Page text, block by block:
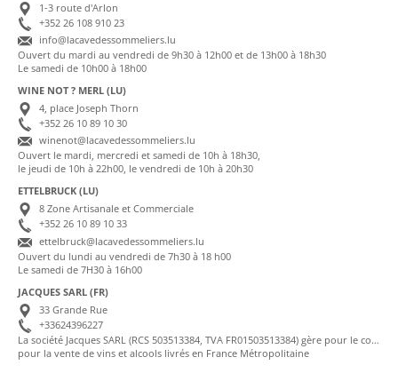
1-3 route d'Arlon
+352 26 108 910 23
info@lacavedessommeliers.lu
Ouvert du mardi au vendredi de 9h30 à 12h00 et de 13h00 à 18h30
Le samedi de 10h00 à 18h00
WINE NOT ? MERL (LU)
4, place Joseph Thorn
+352 26 10 89 10 30
winenot@lacavedessommeliers.lu
Ouvert le mardi, mercredi et samedi de 10h à 18h30,
le jeudi de 10h à 22h00, le vendredi de 10h à 20h30
ETTELBRUCK (LU)
8 Zone Artisanale et Commerciale
+352 26 10 89 10 33
ettelbruck@lacavedessommeliers.lu
Ouvert du lundi au vendredi de 7h30 à 18 h00
Le samedi de 7H30 à 16h00
JACQUES SARL (FR)
33 Grande Rue
+33624396227
La société Jacques SARL (RCS 503513384, TVA FR01503513384) gère pour le compte de La Cave des Sommeliers les transactions bancaires et la facturation
pour la vente de vins et alcools livrés en France Métropolitaine